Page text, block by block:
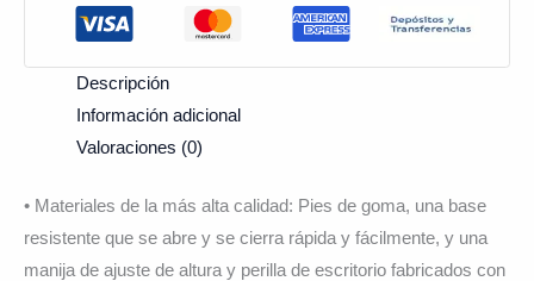
Descripción
Información adicional
Valoraciones (0)
• Materiales de la más alta calidad: Pies de goma, una base
resistente que se abre y se cierra rápida y fácilmente, y una
manija de ajuste de altura y perilla de escritorio fabricados con